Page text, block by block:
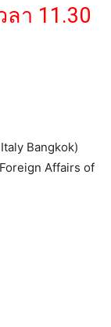
า 11.30
Bangkok)
Affairs of